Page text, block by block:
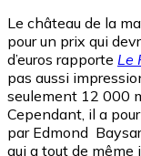
Le château de la
pour un prix qui
d’euros rapporte Le
pas aussi
seulement 12 000
Cependant, il a
par Edmond
qui a tout de même